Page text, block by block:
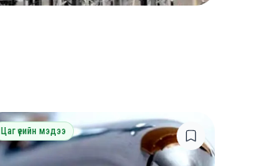
Цаг үеийн мэдээ